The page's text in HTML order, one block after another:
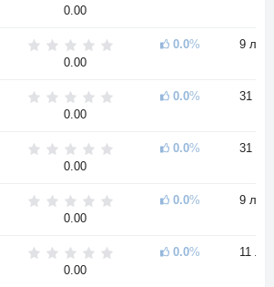
0.00
0.00
0.0% 9 лет
0.00
0.0% 31 год
0.00
0.0% 31 год
0.00
0.0% 9 лет
0.00
0.0% 11 лет